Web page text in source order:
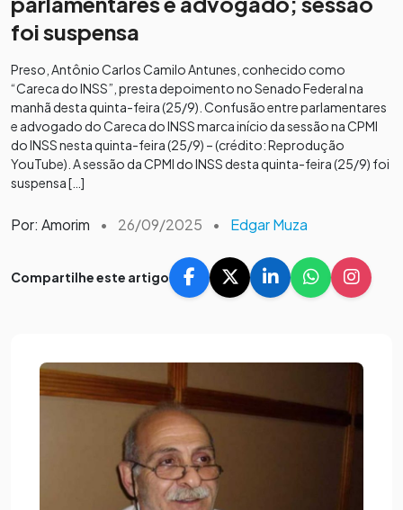
foi suspensa
Preso, Antônio Carlos Camilo Antunes, conhecido como
“Careca do INSS”, presta depoimento no Senado Federal na
manhã desta quinta-feira (25/9). Confusão entre parlamentares
e advogado do Careca do INSS marca início da sessão na CPMI
do INSS nesta quinta-feira (25/9) – (crédito: Reprodução
YouTube). A sessão da CPMI do INSS desta quinta-feira (25/9) foi
suspensa […]
Por: Amorim • 26/09/2025 • Edgar Muza
Compartilhe este artigo